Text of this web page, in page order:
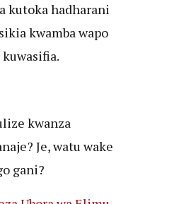
kutoka hadharani
kwamba wapo
kwanza
Je, watu wake
gani?